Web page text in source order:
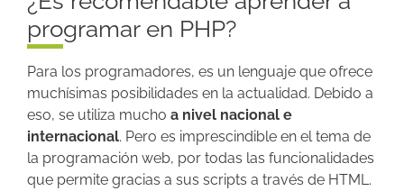
programar en PHP?
Para los programadores, es un lenguaje que ofrece
muchísimas posibilidades en la actualidad. Debido a
eso, se utiliza mucho a nivel nacional e
internacional. Pero es imprescindible en el tema de
la programación web, por todas las funcionalidades
que permite gracias a sus scripts a través de HTML.